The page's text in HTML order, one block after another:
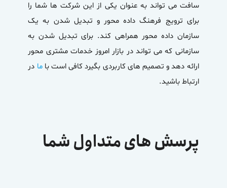
سافت می تواند به عنوان یکی از این شرکت ها شما را
برای ترویج فرهنگ داده محور و تبدیل شدن به یک
سازمان داده محور همراهی کند. برای تبدیل شدن به
سازمانی که می تواند در بازار امروز خدمات مشتری محور
ارائه دهد و تصمیم های کاربردی بگیرد کافی است باما در
ارتباط باشید.
پرسش های متداول شما